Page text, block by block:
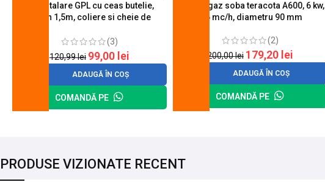
Kit instalare GPL cu ceas butelie,
furtun 1,5m, coliere si cheie de
(3)
120,99lei 99,00 lei
ADAUGĂ ÎN COȘ
COMANDĂ PE
Arzator gaz soba teracota A600, 6 kw,
0.6 mc/h, diametru 90 mm
(2)
200,00lei 179,20 lei
ADAUGĂ ÎN COȘ
COMANDĂ PE
PRODUSE VIZIONATE RECENT